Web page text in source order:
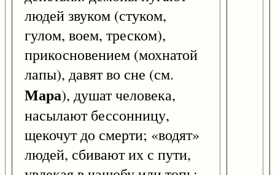
людей звуком (стуком,
гулом, воем, треском),
прикосновением (мохнатой
лапы), давят во сне (см.
Мара), душат человека,
насылают бессонницу,
щекочут до смерти; «водят»
людей, сбивают их с пути,